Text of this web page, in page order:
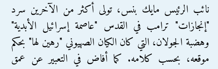
نائب الرئيس مايك بنس، تولى أكثر من الآخرين سرد
"إنجازات" ترامب في القدس "عاصمة إسرائيل الأبدية"
وهضبة الجولان، التي كان الكيان الصهيوني "رهين لها" بحكم
موقعه، بحسب كلامه. كما أفاض في التعبير عن عمق